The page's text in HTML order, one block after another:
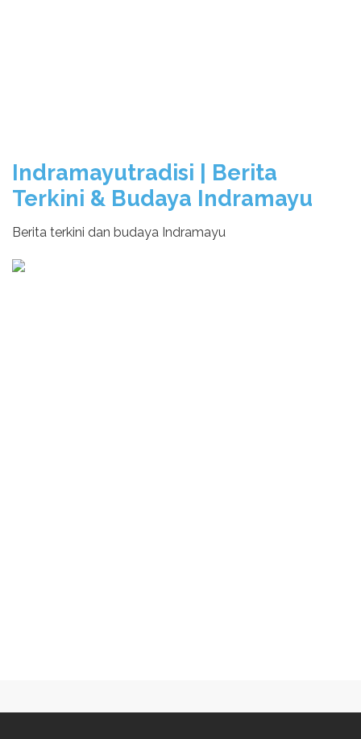
Indramayutradisi | Berita
Terkini & Budaya Indramayu
Berita terkini dan budaya Indramayu